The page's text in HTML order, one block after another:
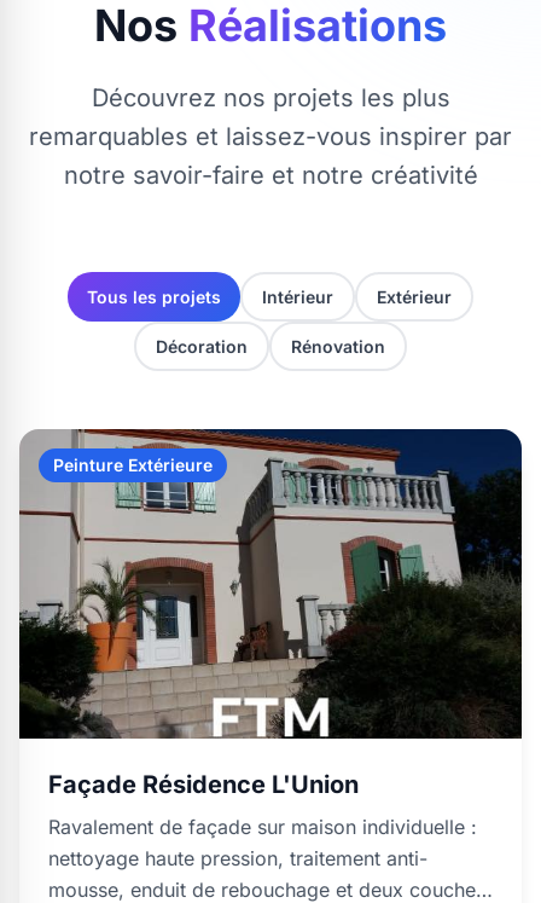
Nos Réalisations
Découvrez nos projets les plus
remarquables et laissez-vous inspirer par
notre savoir-faire et notre créativité
Tous les projets Intérieur Extérieur
Décoration Rénovation
Peinture Extérieure
Façade Résidence L'Union
Ravalement de façade sur maison individuelle :
nettoyage haute pression, traitement anti-
mousse, enduit de rebouchage et deux couches